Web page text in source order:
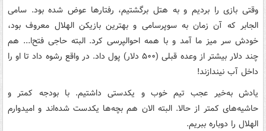
وقتی بازی را بردیم و به هتل برگشتیم، رفتارها عوض شده بود. سامی
الجابر که آن زمان به سوپرسامی و بهترین بازیکن الهلال معروف بود،
خودش سر میز ما آمد و با همه احوالپرسی کرد. البته حاجی فتح‌ا... هم
چند دلار بیشتر از وعده قبلی (۵۰۰ دلار) پول داد. در واقع رشوه داد تا او را
داخل آب نیندازند!
یادش به‌خیر عجب تیم خوب و یکدستی داشتیم. با بودجه کمتر و
حاشیه‌های کمتر از حالا. البته الان هم بچه‌ها یکدست شده‌اند و امیدوارم
الهلال را دوباره ببریم.